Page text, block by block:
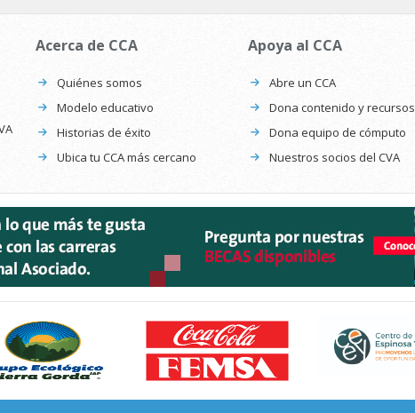
Acerca de CCA
Quiénes somos
Modelo educativo
Historias de éxito
Ubica tu CCA más cercano
Apoya al CCA
Abre un CCA
Dona contenido y recursos
Dona equipo de cómputo
Nuestros socios del CVA